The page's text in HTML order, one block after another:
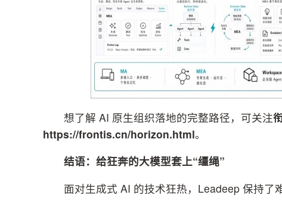
想了解 AI 原生组织落地的完整路径，可关注
https://frontis.cn/horizon.html。
结语：给狂奔的大模型套上“缰绳”
面对生成式 AI 的技术狂热，Leadeep 保持了